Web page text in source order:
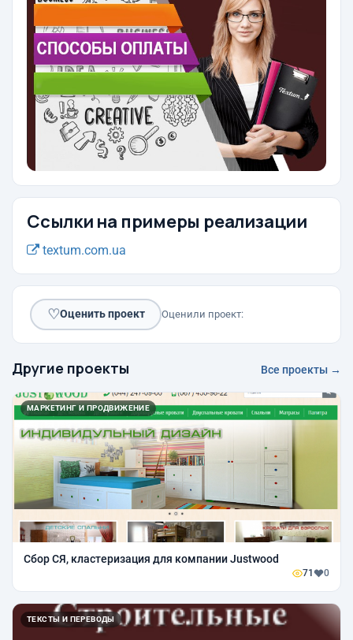
Ссылки на примеры реализации
textum.com.ua
♡Оценить проект Оценили проект:
Другие проекты Все проекты →
МАРКЕТИНГ И ПРОДВИЖЕНИЕ
Сбор СЯ, кластеризация для компании Justwood
71 0
ТЕКСТЫ И ПЕРЕВОДЫ